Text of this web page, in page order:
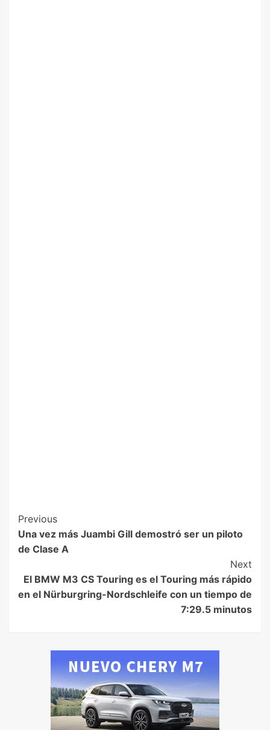
Previous
Una vez más Juambi Gill demostró ser un piloto
de Clase A
Next
El BMW M3 CS Touring es el Touring más rápido
en el Nürburgring-Nordschleife con un tiempo de
7:29.5 minutos